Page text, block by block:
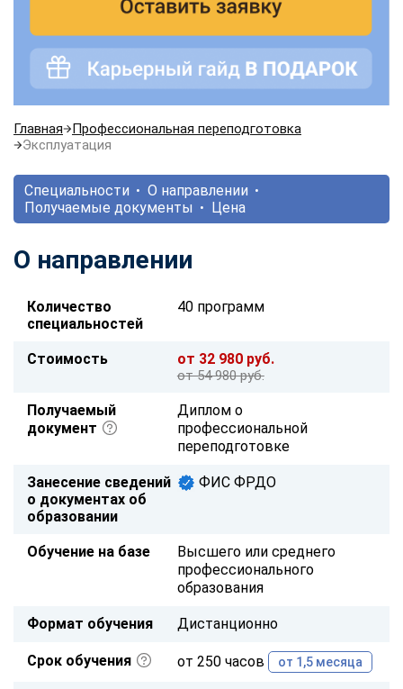
Главная
Профессиональная переподготовка
Эксплуатация
Специальности
О направлении
Получаемые документы
Цена
О направлении
Количество
специальностей
40 программ
Стоимость от 32 980 руб.
от 54 980 руб.
Получаемый
документ
Диплом о
профессиональной
переподготовке
Занесение сведений
о документах об
образовании
ФИС ФРДО
Обучение на базе
Высшего или среднего
профессионального
образования
Формат обучения Дистанционно
Срок обучения от 250 часов от 1,5 месяца